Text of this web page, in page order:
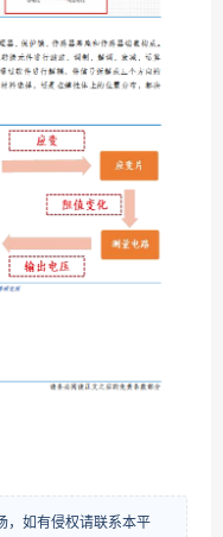
，如有侵权请联系本平